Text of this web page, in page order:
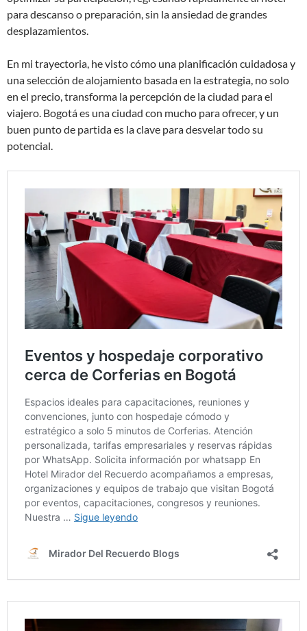
para descanso o preparación, sin la ansiedad de grandes
desplazamientos.
En mi trayectoria, he visto cómo una planificación cuidadosa y
una selección de alojamiento basada en la estrategia, no solo
en el precio, transforma la percepción de la ciudad para el
viajero. Bogotá es una ciudad con mucho para ofrecer, y un
buen punto de partida es la clave para desvelar todo su
potencial.